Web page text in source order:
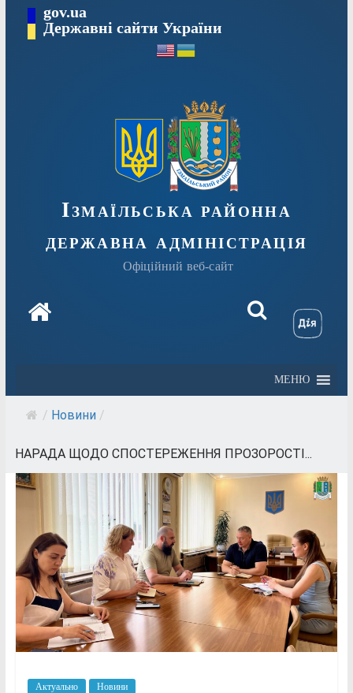
вмісту
gov.ua
Державні сайти України
Ізмаїльська районна
державна адміністрація
Офіційний веб-сайт
МЕНЮ
/ Новини /
НАРАДА ЩОДО СПОСТЕРЕЖЕННЯ ПРОЗОРОСТІ...
Актуально Новини